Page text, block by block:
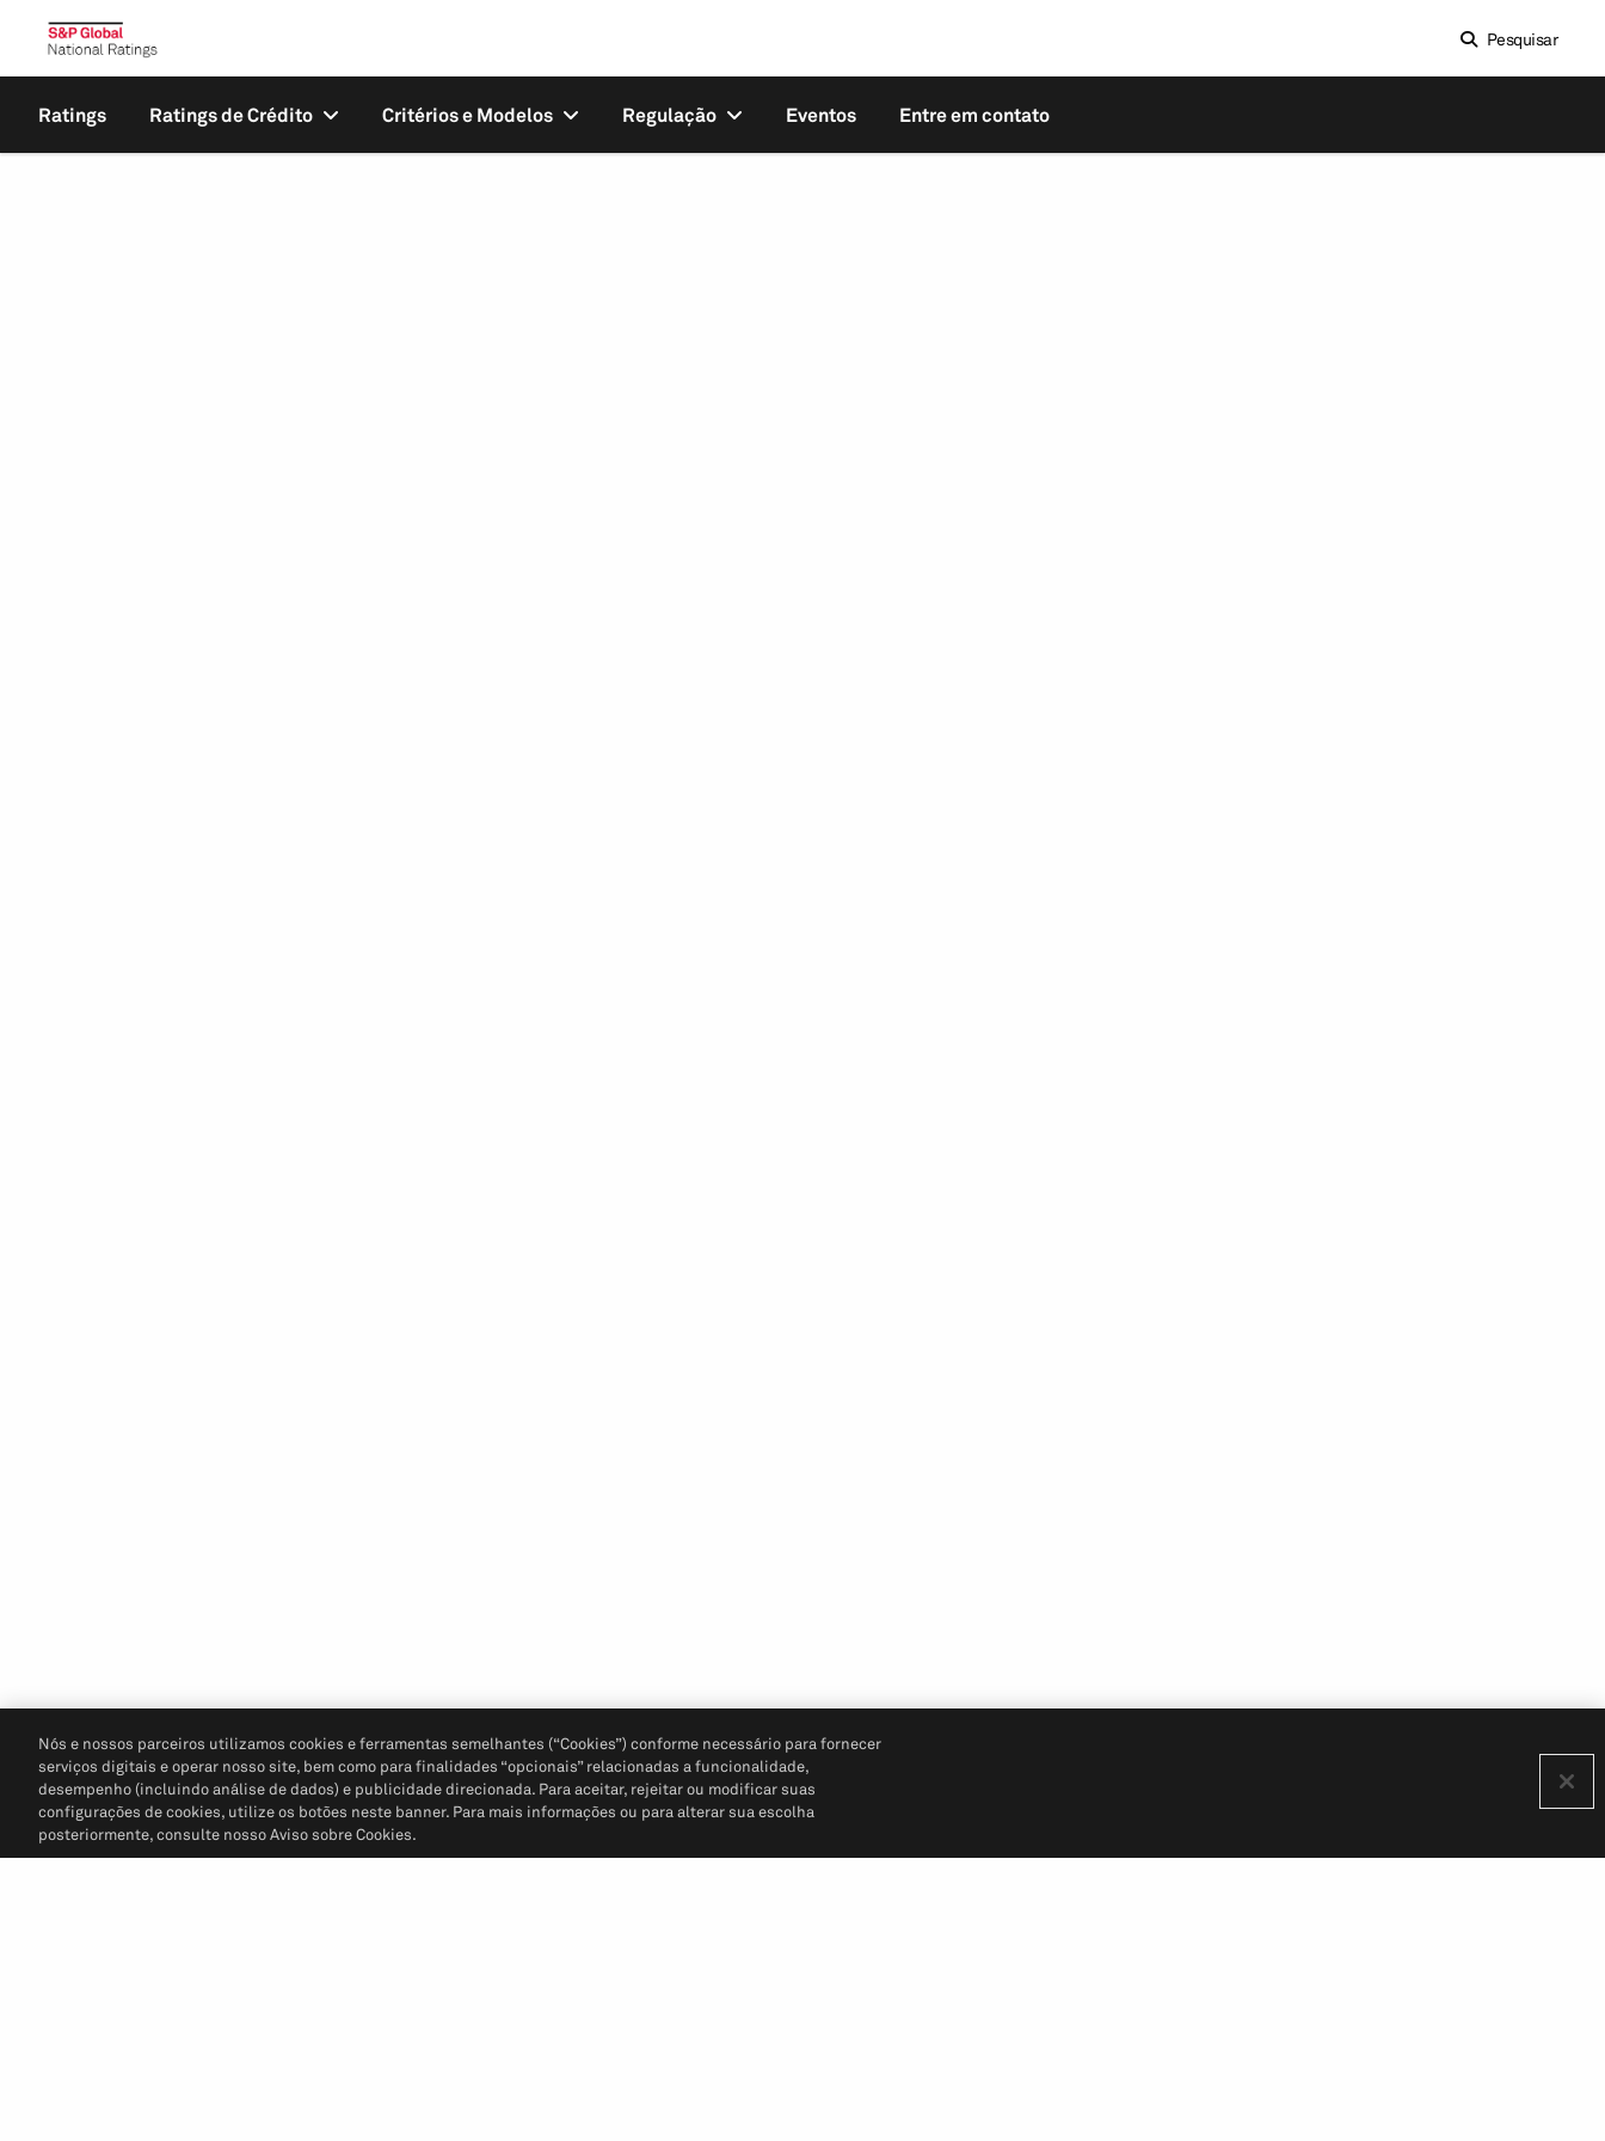
Pesquisar
Ratings Ratings de Crédito Critérios e Modelos Regulação Eventos Entre em contato
Nós e nossos parceiros utilizamos cookies e ferramentas semelhantes (“Cookies”) conforme necessário para fornecer
serviços digitais e operar nosso site, bem como para finalidades “opcionais” relacionadas a funcionalidade,
desempenho (incluindo análise de dados) e publicidade direcionada. Para aceitar, rejeitar ou modificar suas
configurações de cookies, utilize os botões neste banner. Para mais informações ou para alterar sua escolha
posteriormente, consulte nosso Aviso sobre Cookies.